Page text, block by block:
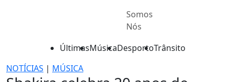
Somos
Nós
ÚltimasMúsicaDesportoTrânsito
NOTÍCIAS | MÚSICA